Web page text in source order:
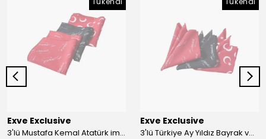
Exve Exclusive
3'lü Mustafa Kemal Atatürk imzalı ve Türkiye Ay Yıldız Bayraklı Kadın Fular Seti
Exve Exclusive
3'lü Türkiye Ay Yıldız Bayrak ve Mustafa Kemal Atatürk imzalı Kırmızı Siyah Yaka Mendili Seti